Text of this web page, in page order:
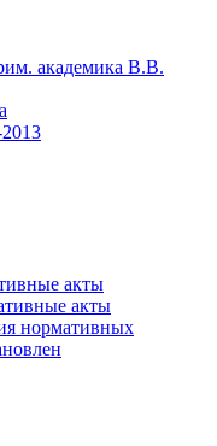
им. академика В.В.
акты
акты
нормативных